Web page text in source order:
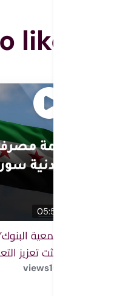
like
05:55
“جمعية
بحثت تعزيز
1
views